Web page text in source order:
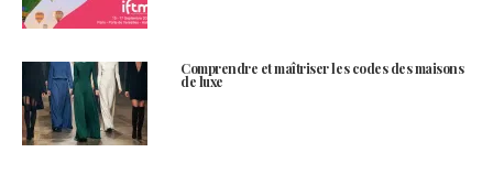
Comprendre et maîtriser les codes des maisons
de luxe